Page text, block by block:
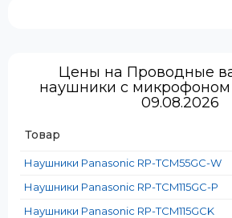
Микрофон:
Тип подключения:
Проводной
Да
Вес, г:
Цены на Проводные
наушники с микрофоном
09.08.2026
Товар
Наушники Panasonic RP-TCM55GC-W
Наушники Panasonic RP-TCM115GC-P
Наушники Panasonic RP-TCM115GCK